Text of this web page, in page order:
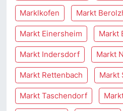
Marklkofen Markt
Markt Einersheim Markt
Markt Indersdorf Markt
Markt Rettenbach Markt
Markt Taschendorf